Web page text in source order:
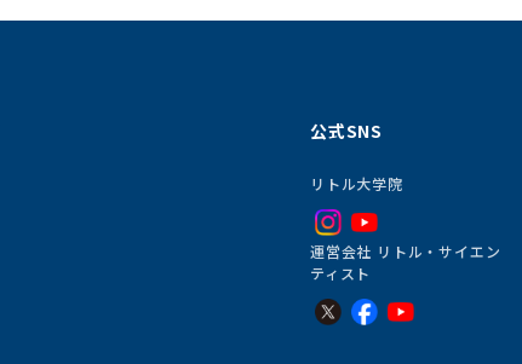
公式SNS
リトル大学院
運営会社 リトル・サイエン
ティスト